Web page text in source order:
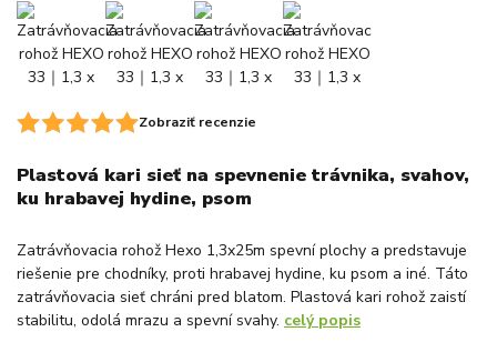
Zobraziť recenzie
Plastová kari sieť na spevnenie trávnika, svahov,
ku hrabavej hydine, psom
Zatrávňovacia rohož Hexo 1,3x25m spevní plochy a predstavuje
riešenie pre chodníky, proti hrabavej hydine, ku psom a iné. Táto
zatrávňovacia sieť chráni pred blatom. Plastová kari rohož zaistí
stabilitu, odolá mrazu a spevní svahy. celý popis